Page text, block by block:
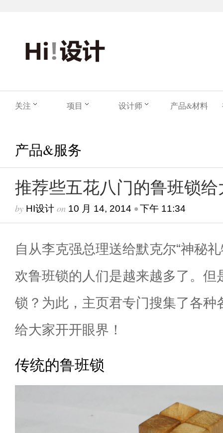
关注 项目 设计师 产品&材料
产品&服务
推荐些五花八门的鲁班锁
by HI设计 on 10 月 14, 2014 •下午 11:34
自从李克强总理送给默克尔“神秘礼
欢鲁班锁的人们是越来越多了。但
锁？为此，主页君专门搜集了各种
给大家开开眼界！
传统的鲁班锁